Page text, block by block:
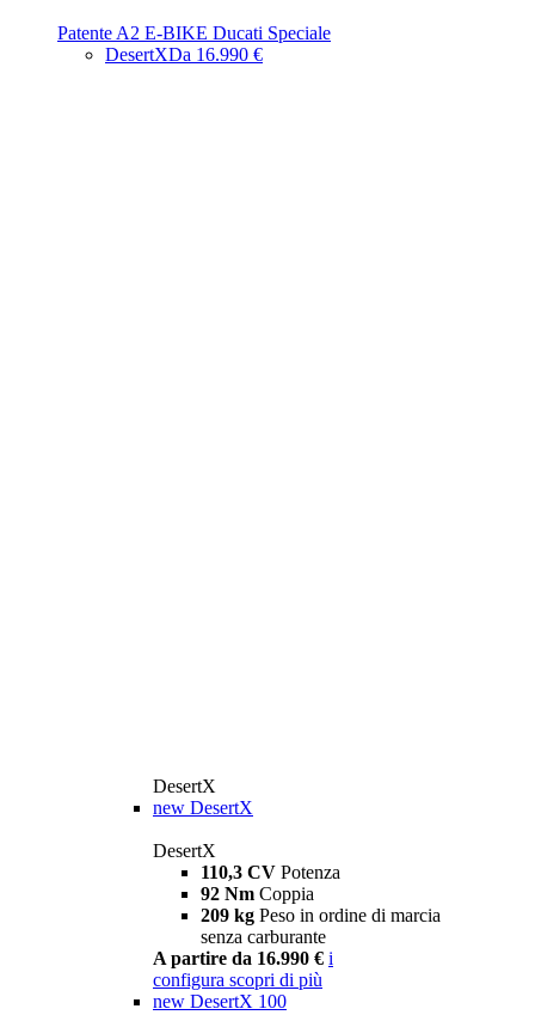
Patente A2 E-BIKE Ducati Speciale
DesertXDa 16.990 €
DesertX
new DesertX
DesertX
110,3 CV Potenza
92 Nm Coppia
209 kg Peso in ordine di marcia
senza carburante
A partire da 16.990 € i
configura scopri di più
new DesertX 100